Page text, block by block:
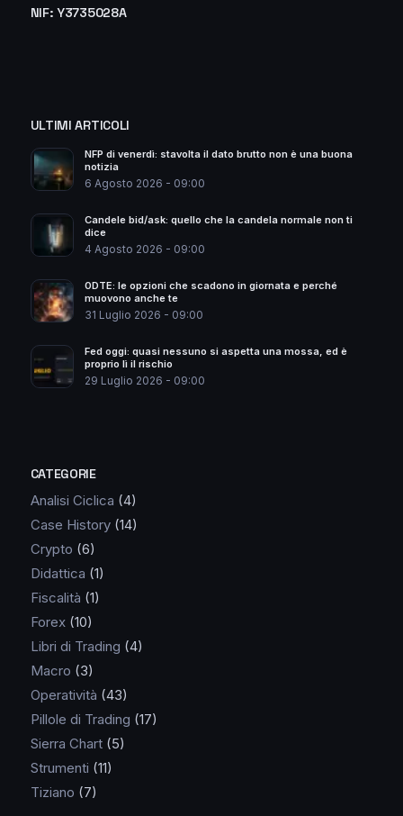
NIF: Y3735028A
ULTIMI ARTICOLI
NFP di venerdì: stavolta il dato brutto non è una buona
notizia
6 Agosto 2026 - 09:00
Candele bid/ask: quello che la candela normale non ti
dice
4 Agosto 2026 - 09:00
0DTE: le opzioni che scadono in giornata e perché
muovono anche te
31 Luglio 2026 - 09:00
Fed oggi: quasi nessuno si aspetta una mossa, ed è
proprio lì il rischio
29 Luglio 2026 - 09:00
CATEGORIE
Analisi Ciclica (4)
Case History(14)
Crypto (6)
Didattica (1)
Fiscalità (1)
Forex(10)
Libri di Trading (4)
Macro (3)
Operatività (43)
Pillole di Trading (17)
Sierra Chart(5)
Strumenti (11)
Tiziano (7)